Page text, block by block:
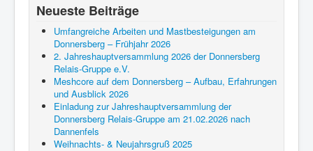
Neueste Beiträge
Umfangreiche Arbeiten und Mastbesteigungen am
Donnersberg – Frühjahr 2026
2. Jahreshauptversammlung 2026 der Donnersberg
Relais-Gruppe e.V.
Meshcore auf dem Donnersberg – Aufbau, Erfahrungen
und Ausblick 2026
Einladung zur Jahreshauptversammlung der
Donnersberg Relais-Gruppe am 21.02.2026 nach
Dannenfels
Weihnachts- & Neujahrsgruß 2025